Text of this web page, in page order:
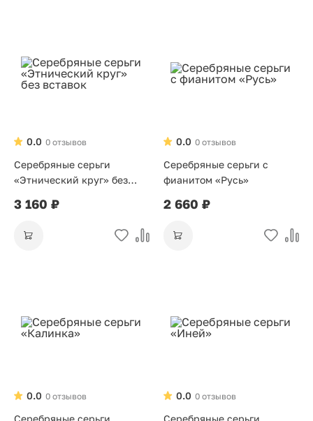
0 отзывов
0.0
Серебряные серьги
«Этнический круг» без
3 160 ₽
0 отзывов
0.0
Серебряные серьги с
фианитом «Русь»
2 660 ₽
0 отзывов
0.0
Серебряные серьги
0 отзывов
0.0
Серебряные серьги